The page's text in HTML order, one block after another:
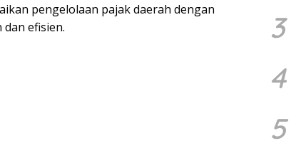
pengelolaan pajak daerah dengan
efisien.
3
4
5